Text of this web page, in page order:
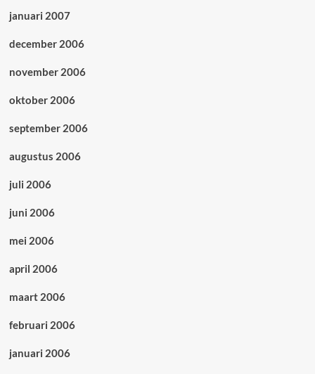
januari 2007
december 2006
november 2006
oktober 2006
september 2006
augustus 2006
juli 2006
juni 2006
mei 2006
april 2006
maart 2006
februari 2006
januari 2006